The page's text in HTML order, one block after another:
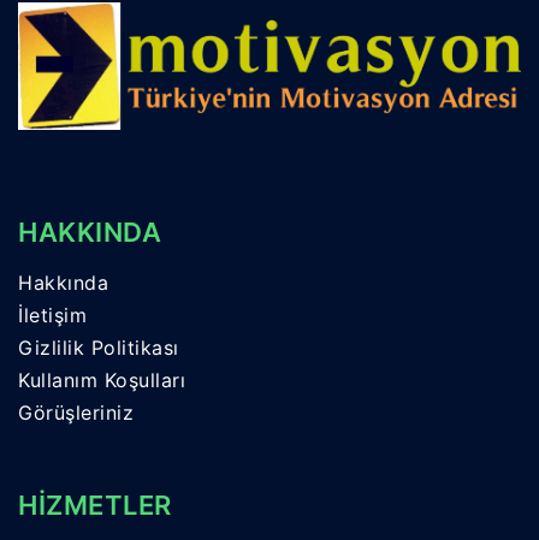
HAKKINDA
Hakkında
İletişim
Gizlilik Politikası
Kullanım Koşulları
Görüşleriniz
HİZMETLER